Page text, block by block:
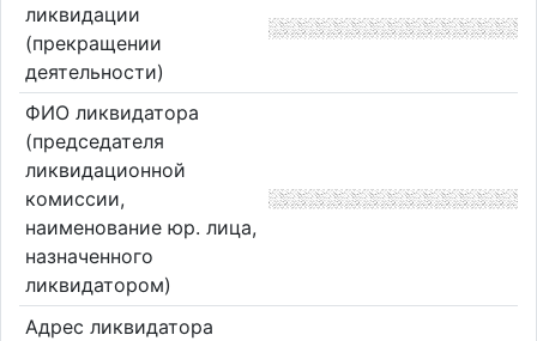
ликвидации
(прекращении
деятельности)
ФИО ликвидатора
(председателя
ликвидационной
комиссии,
наименование юр. лица,
назначенного
ликвидатором)
Адрес ликвидатора